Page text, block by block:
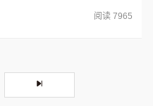
阅读 7965